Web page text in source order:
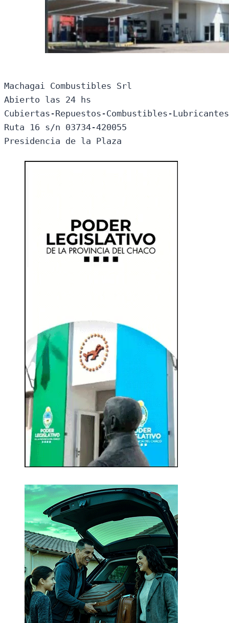
Machagai Combustibles Srl
Abierto las 24 hs
Cubiertas-Repuestos-Combustibles-
Ruta 16 s/n 03734-420055
Presidencia de la Plaza